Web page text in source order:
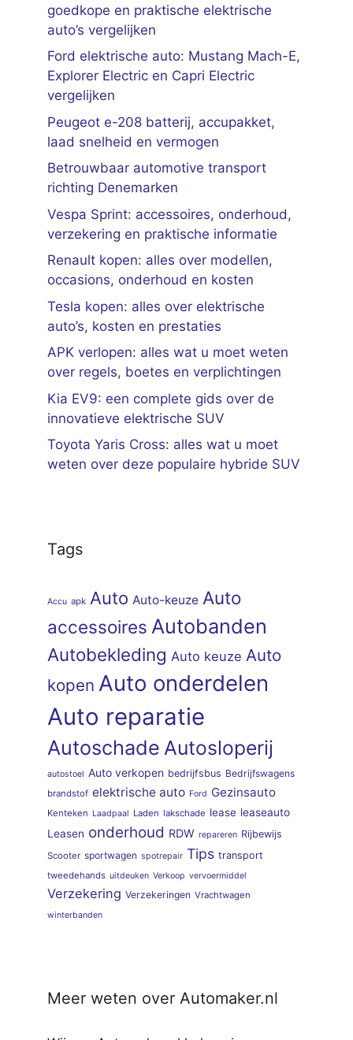
goedkope en praktische elektrische
auto’s vergelijken
Ford elektrische auto: Mustang Mach-E,
Explorer Electric en Capri Electric
vergelijken
Peugeot e-208 batterij, accupakket,
laad snelheid en vermogen
Betrouwbaar automotive transport
richting Denemarken
Vespa Sprint: accessoires, onderhoud,
verzekering en praktische informatie
Renault kopen: alles over modellen,
occasions, onderhoud en kosten
Tesla kopen: alles over elektrische
auto’s, kosten en prestaties
APK verlopen: alles wat u moet weten
over regels, boetes en verplichtingen
Kia EV9: een complete gids over de
innovatieve elektrische SUV
Toyota Yaris Cross: alles wat u moet
weten over deze populaire hybride SUV
Tags
Accu apk Auto Auto-keuze Auto
accessoires Autobanden
Autobekleding Auto keuze Auto
kopen Auto onderdelen
Auto reparatie
Autoschade Autosloperij
autostoel Auto verkopen bedrijfsbus Bedrijfswagens
brandstof elektrische auto Ford Gezinsauto
Kenteken Laadpaal Laden lakschade lease leaseauto
Leasen onderhoud RDW repareren Rijbewijs
Scooter sportwagen spotrepair Tips transport
tweedehands uitdeuken Verkoop vervoermiddel
Verzekering Verzekeringen Vrachtwagen
winterbanden
Meer weten over Automaker.nl